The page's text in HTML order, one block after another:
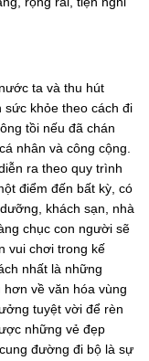
ta và thu hút
sức khỏe theo cách đi
tồi nếu đã chán
nhân và công cộng.
ra theo quy trình
điểm đến bất kỳ, có
khách sạn, nhà
chục con người sẽ
vui chơi trong kế
nhất là những
về văn hóa vùng
tuyệt vời để rèn
những vẻ đẹp
đường đi bộ là sự